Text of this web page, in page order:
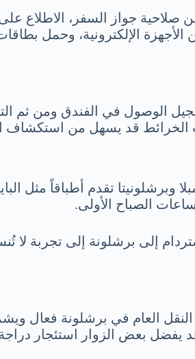
جواز السفر، الاطلاع على
الإلكترونية، وحمل
الوصول في الفندق ومن ثم
الخرائط قد يسهل من
وبرشلونيتا تقدم أطباقاً مثل
الصباح الأولى.
إلى برشلونة إلى تجربة لا
العام في برشلونة فعال
بعض الزوار استئجار